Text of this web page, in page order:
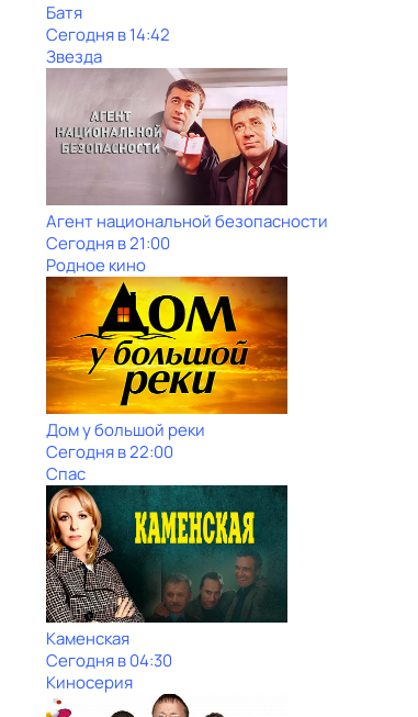
Батя
Сегодня в 14:42
Звезда
Агент национальной безопасности
Сегодня в 21:00
Родное кино
Дом у большой реки
Сегодня в 22:00
Спас
Каменская
Сегодня в 04:30
Киносерия